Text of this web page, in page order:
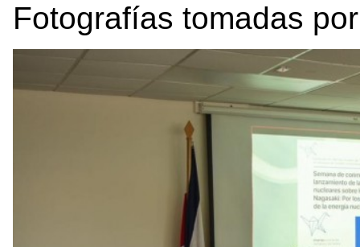
Fotografías tomadas